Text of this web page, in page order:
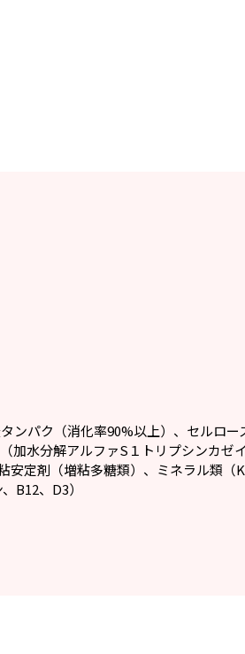
ンパク（消化率90%以上）、セルロ
加水分解アルファS１トリプシンカ
安定剤（増粘多糖類）、ミネラル類
B12、D3）